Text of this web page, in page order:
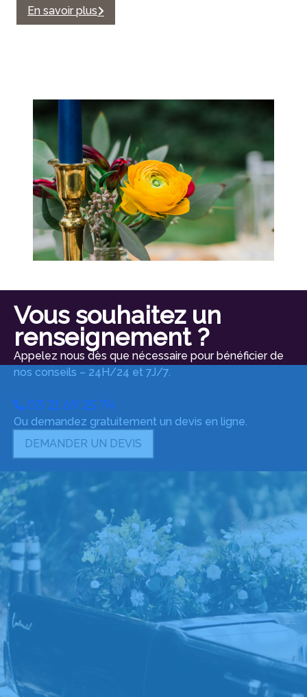
En savoir plus
Vous souhaitez un
renseignement ?
Appelez nous dès que nécessaire pour bénéficier de
nos conseils – 24H/24 et 7J/7.
03 21 69 25 74
Ou demandez gratuitement un devis en ligne.
DEMANDER UN DEVIS